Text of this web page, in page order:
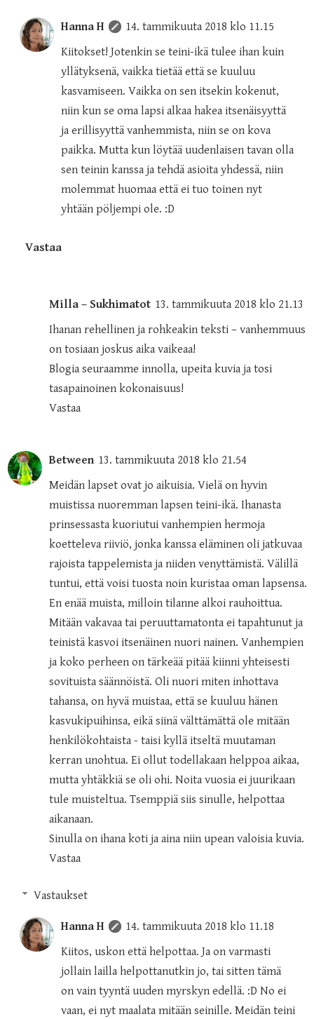
Hanna H
14. tammikuuta 2018 klo 11.15
Kiitokset! Jotenkin se teini-ikä tulee ihan kuin
yllätyksenä, vaikka tietää että se kuuluu
kasvamiseen. Vaikka on sen itsekin kokenut,
niin kun se oma lapsi alkaa hakea itsenäisyyttä
ja erillisyyttä vanhemmista, niin se on kova
paikka. Mutta kun löytää uudenlaisen tavan olla
sen teinin kanssa ja tehdä asioita yhdessä, niin
molemmat huomaa että ei tuo toinen nyt
yhtään pöljempi ole. :D
Vastaa
Milla – Sukhimatot 13. tammikuuta 2018 klo 21.13
Ihanan rehellinen ja rohkeakin teksti – vanhemmuus
on tosiaan joskus aika vaikeaa!
Blogia seuraamme innolla, upeita kuvia ja tosi
tasapainoinen kokonaisuus!
Vastaa
Between 13. tammikuuta 2018 klo 21.54
Meidän lapset ovat jo aikuisia. Vielä on hyvin
muistissa nuoremman lapsen teini-ikä. Ihanasta
prinsessasta kuoriutui vanhempien hermoja
koetteleva riiviö, jonka kanssa eläminen oli jatkuvaa
rajoista tappelemista ja niiden venyttämistä. Välillä
tuntui, että voisi tuosta noin kuristaa oman lapsensa.
En enää muista, milloin tilanne alkoi rauhoittua.
Mitään vakavaa tai peruuttamatonta ei tapahtunut ja
teinistä kasvoi itsenäinen nuori nainen. Vanhempien
ja koko perheen on tärkeää pitää kiinni yhteisesti
sovituista säännöistä. Oli nuori miten inhottava
tahansa, on hyvä muistaa, että se kuuluu hänen
kasvukipuihinsa, eikä siinä välttämättä ole mitään
henkilökohtaista - taisi kyllä itseltä muutaman
kerran unohtua. Ei ollut todellakaan helppoa aikaa,
mutta yhtäkkiä se oli ohi. Noita vuosia ei juurikaan
tule muisteltua. Tsemppiä siis sinulle, helpottaa
aikanaan.
Sinulla on ihana koti ja aina niin upean valoisia kuvia.
Vastaa
Vastaukset
Hanna H
14. tammikuuta 2018 klo 11.18
Kiitos, uskon että helpottaa. Ja on varmasti
jollain lailla helpottanutkin jo, tai sitten tämä
on vain tyyntä uuden myrskyn edellä. :D No ei
vaan, ei nyt maalata mitään seinille. Meidän teini